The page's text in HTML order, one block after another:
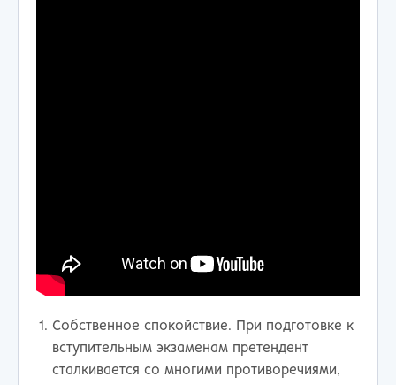
Собственное спокойствие. При подготовке к
вступительным экзаменам претендент
сталкивается со многими противоречиями,